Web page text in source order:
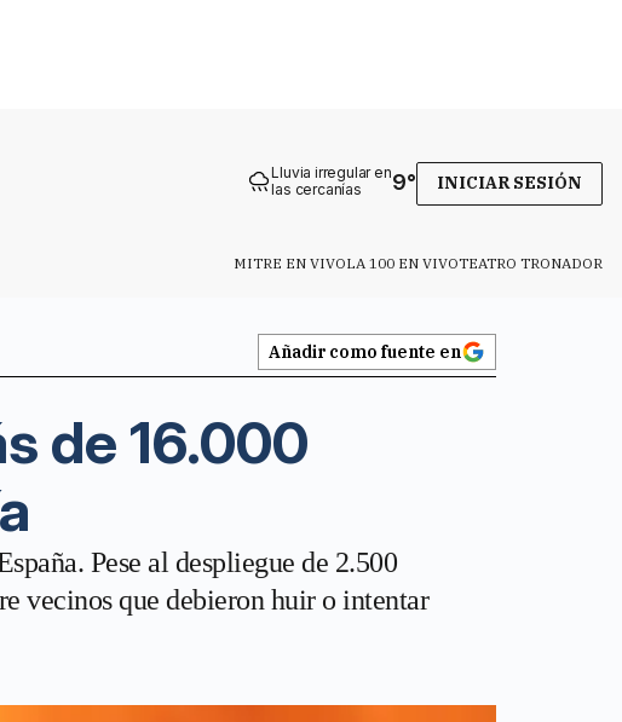
Lluvia irregular en
las cercanías
9° INICIAR SESIÓN
MITRE EN VIVOLA 100 EN VIVOTEATRO TRONADOR
Añadir como fuente en
de 16.000
Pese al despliegue de 2.500
vecinos que debieron huir o intentar